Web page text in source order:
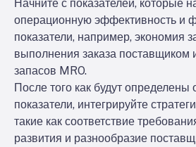
Начните с показателей, которые
операционную эффективность и
показатели, например, экономия
выполнения заказа поставщиком
запасов MRO.
После того как будут определены
показатели, интегрируйте
такие как соответствие
развития и разнообразие